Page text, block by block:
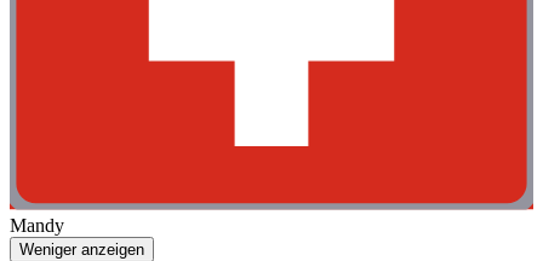
Mandy
Weniger anzeigen